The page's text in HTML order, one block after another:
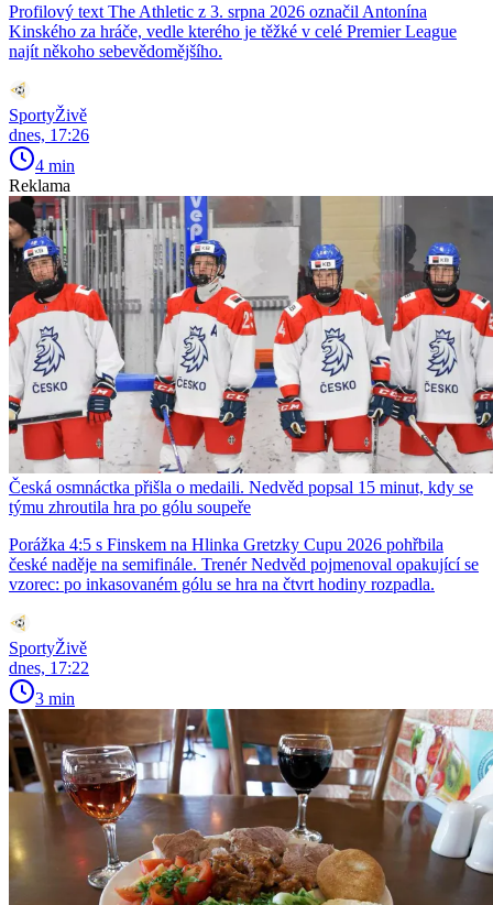
Profilový text The Athletic z 3. srpna 2026 označil Antonína
Kinského za hráče, vedle kterého je těžké v celé Premier League
najít někoho sebevědomějšího.
SportyŽivě
dnes, 17:26
4 min
Reklama
Česká osmnáctka přišla o medaili. Nedvěd popsal 15 minut, kdy se
týmu zhroutila hra po gólu soupeře
Porážka 4:5 s Finskem na Hlinka Gretzky Cupu 2026 pohřbila
české naděje na semifinále. Trenér Nedvěd pojmenoval opakující se
vzorec: po inkasovaném gólu se hra na čtvrt hodiny rozpadla.
SportyŽivě
dnes, 17:22
3 min